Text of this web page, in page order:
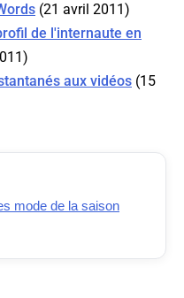
(21 avril 2011)
de l'internaute en
aux vidéos (15
mode de la saison